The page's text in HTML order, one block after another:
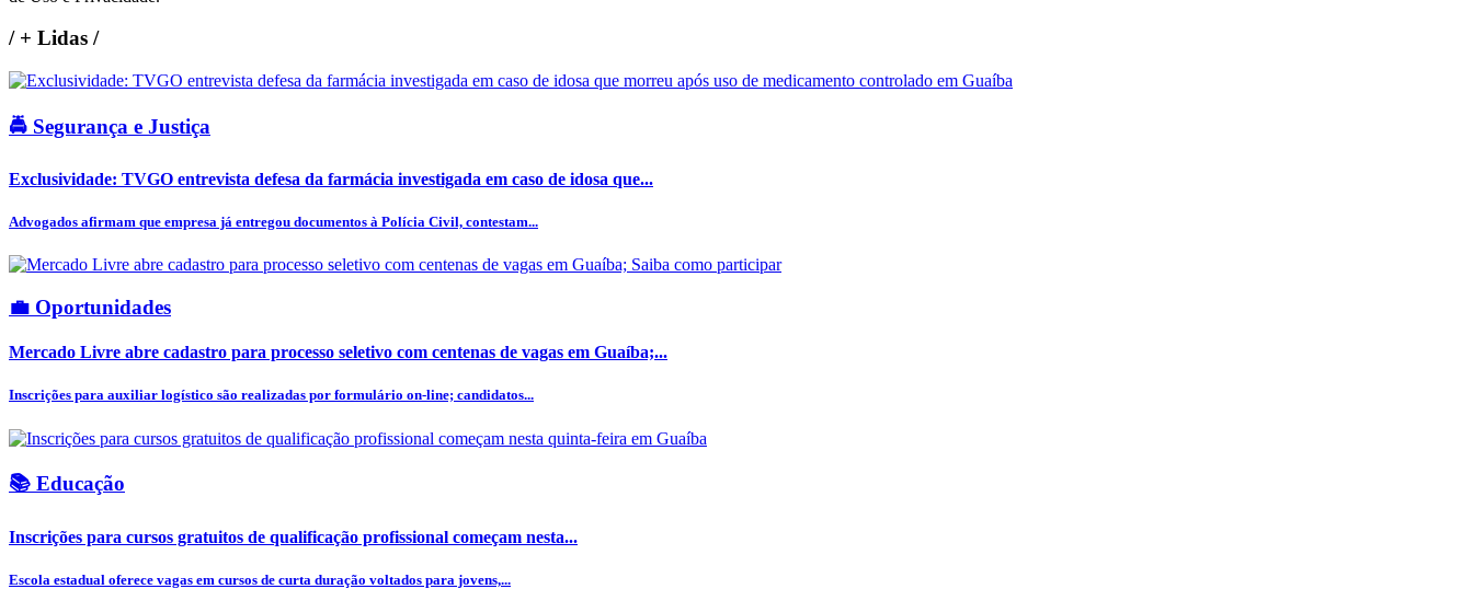
/+ Lidas /
🚔 Segurança e Justiça
Exclusividade: TVGO entrevista defesa da farmácia investigada em caso de idosa que...
Advogados afirmam que empresa já entregou documentos à Polícia Civil, contestam...
💼 Oportunidades
Mercado Livre abre cadastro para processo seletivo com centenas de vagas em Guaíba;...
Inscrições para auxiliar logístico são realizadas por formulário on-line; candidatos...
📚 Educação
Inscrições para cursos gratuitos de qualificação profissional começam nesta...
Escola estadual oferece vagas em cursos de curta duração voltados para jovens,...